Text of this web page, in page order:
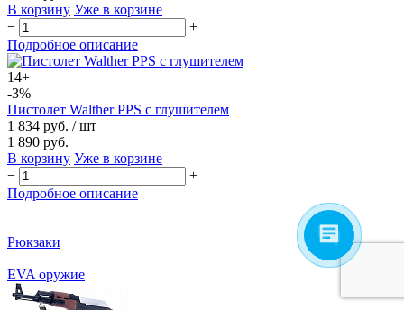
В корзину Уже в корзине
−
+
Подробное описание
14+
-3%
Пистолет Walther PPS с глушителем
1 834 руб. / шт
1 890 руб.
В корзину Уже в корзине
−
+
Подробное описание
Рюкзаки
EVA оружие